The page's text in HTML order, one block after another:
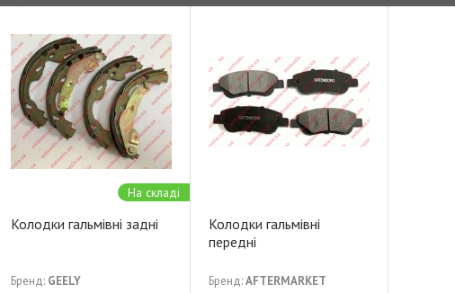
На складі
Колодки гальмівні задні
Бренд: GEELY
Колодки гальмівні
передні
Бренд:AFTERMARKET